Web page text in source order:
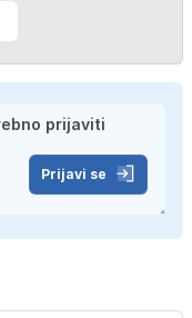
Prijavi se